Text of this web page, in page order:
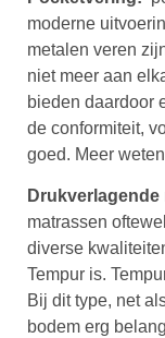
moderne
metalen veren
niet meer aan
bieden daardoor
de conformiteit,
goed. Meer
Drukverlagende
matrassen
diverse
Tempur is.
Bij dit type, net
bodem erg